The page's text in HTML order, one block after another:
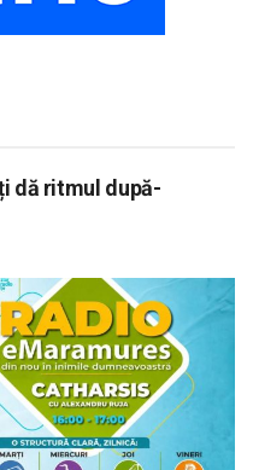
dă ritmul după-